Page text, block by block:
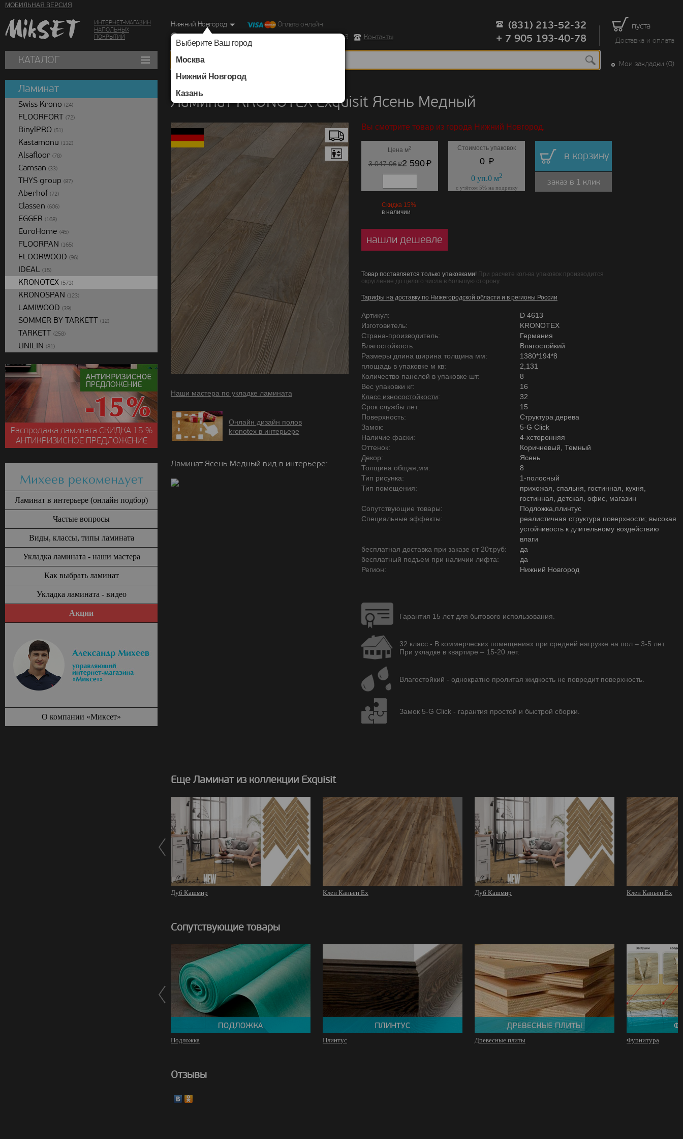
МОБИЛЬНАЯ ВЕРСИЯ
ИНТЕРНЕТ-МАГАЗИН
НАПОЛЬНЫХ
ПОКРЫТИЙ
пуста
Доставка и оплата
Нижний Новгород
Выберите Ваш город
Москва
Нижний Новгород
Казань
Оплата онлайн
г. Нижний Новгород, Ул. Республиканская д.43 корпус 3
Контакты
(831) 213-52-32
+ 7 905 193-40-78
КАТАЛОГ Мои закладки (0)
Ламинат KRONOTEX Exquisit Ясень Медный
Наши мастера по укладке ламината
Онлайн дизайн полов
kronotex в интерьере
Ламинат Ясень Медный вид в интерьере:
Вы смотрите товар из города Нижний Новгород.
Цена м2
3 047.06p2 590p
Стоимость упаковок
0 p
0уп.0м2
с учётом 5% на подрезку
в корзину
заказ в 1 клик
Скидка 15%
в наличии
нашли дешевле
Товар поставляется только упаковками! При расчете кол-ва упаковок производится
округление до целого числа в большую сторону.
Тарифы на доставку по Нижегородской области и в регионы России
Артикул:
D 4613
Изготовитель:
KRONOTEX
Страна-производитель:
Германия
Влагостойкость:
Влагостойкий
Размеры длина ширина толщина мм:
1380*194*8
площадь в упаковке м кв:
2,131
Количество панелей в упаковке шт:
8
Вес упаковки кг:
16
Класс износостойкости:
32
Срок службы лет:
15
Поверхность:
Структура дерева
Замок:
5-G Click
Наличие фаски:
4-хсторонняя
Оттенок:
Коричневый, Темный
Декор:
Ясень
Толщина общая,мм:
8
Тип рисунка:
1-полосный
Тип помещения:
прихожая, спальня, гостинная, кухня,
гостинная, детская, офис, магазин
Сопутствующие товары:
Подложка,плинтус
Специальные эффекты:
реалистичная структура поверхности; высокая
устойчивость к длительному воздействию
влаги
бесплатная доставка при заказе от 20т.руб:
да
бесплатный подъем при наличии лифта:
да
Регион:
Нижний Новгород
Гарантия 15 лет для бытового использования.
32 класс - В коммерческих помещениях при средней нагрузке на пол – 3-5 лет.
При укладке в квартире – 15-20 лет.
Влагостойкий - однократно пролитая жидкость не повредит поверхность.
Замок 5-G Click - гарантия простой и быстрой сборки.
Еще Ламинат из коллекции Exquisit
Дуб Кашмир Клен Каньен Ex Дуб Кашмир Клен Каньен Ex
Сопутствующие товары
Подложка Плинтус Древесные плиты Фурнитура
Отзывы
Ламинат
Swiss Krono (24)
FLOORFORT (72)
BinylPRO (51)
Kastamonu (132)
Alsafloor (78)
Camsan (33)
THYS group (87)
Aberhof (72)
Classen (606)
EGGER (168)
EuroHome (45)
FLOORPAN (165)
FLOORWOOD (96)
IDEAL (15)
KRONOTEX (573)
KRONOSPAN (123)
LAMIWOOD (39)
SOMMER BY TARKETT (12)
TARKETT (258)
UNILIN (81)
Распродажа ламината СКИДКА15 %
АНТИКРИЗИСНОЕ ПРЕДЛОЖЕНИЕ
Михеев рекомендует
Ламинат в интерьере (онлайн подбор)
Частые вопросы
Виды, классы, типы ламината
Укладка ламината - наши мастера
Как выбрать ламинат
Укладка ламината - видео
Акции
О компании «Миксет»